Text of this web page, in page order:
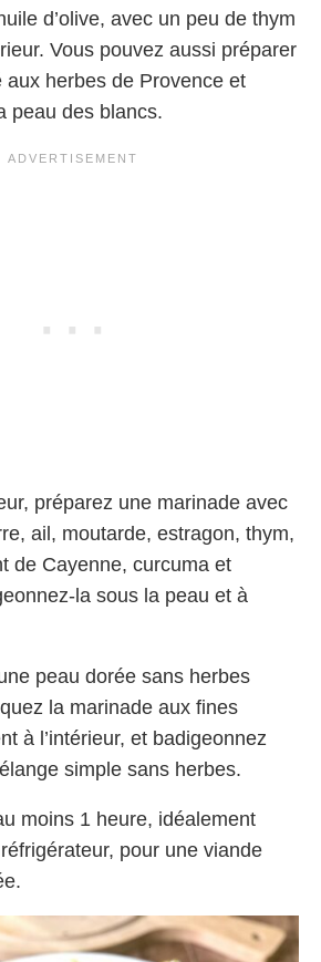
d’olive, avec un peu de thym
Vous pouvez aussi préparer
aux herbes de Provence et
peau des blancs.
préparez une marinade avec
ail, moutarde, estragon, thym,
de Cayenne, curcuma et
la sous la peau et à
peau dorée sans herbes
la marinade aux fines
à l’intérieur, et badigeonnez
simple sans herbes.
moins 1 heure, idéalement
pour une viande